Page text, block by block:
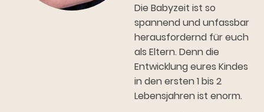
Die Babyzeit ist so
spannend und unfassbar
herausfordernd für euch
als Eltern. Denn die
Entwicklung eures Kindes
in den ersten 1 bis 2
Lebensjahren ist enorm.